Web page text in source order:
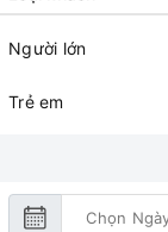
Người lớn
Trẻ em